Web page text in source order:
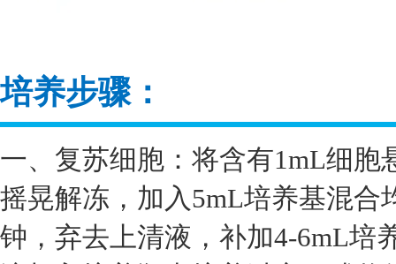
培养步骤：
一、复苏细胞：将含有1mL细
摇晃解冻，加入5mL培养基混合
钟，弃去上清液，补加4-6mL培